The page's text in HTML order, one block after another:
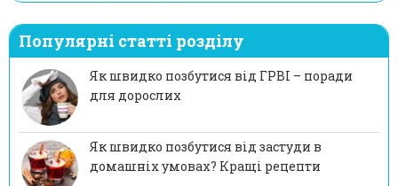
Популярні статті розділу
Як швидко позбутися від ГРВІ – поради
для дорослих
Як швидко позбутися від застуди в
домашніх умовах? Кращі рецепти